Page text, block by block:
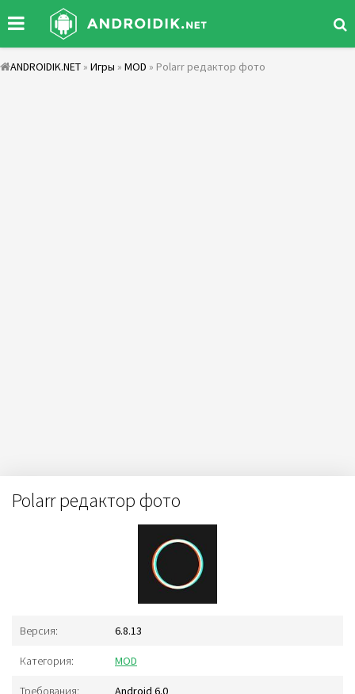
ANDROIDIK.NET » Игры » MOD » Polarr редактор фото
Polarr редактор фото
Версия: 6.8.13
Категория: MOD
Требования: Android 6.0